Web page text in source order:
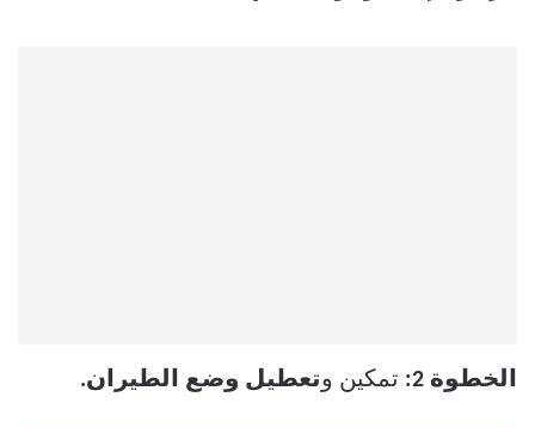
الخطوة 2: تمكين وتعطيل وضع الطيران.